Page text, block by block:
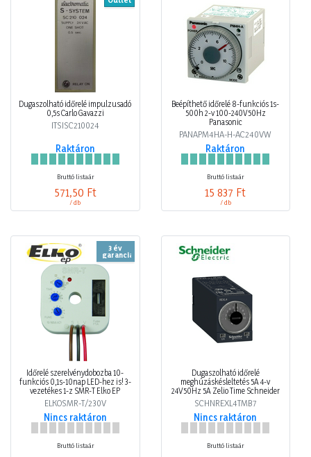
Dugaszolható időrelé impulzusadó
0,5s Carlo Gavazzi
ITSISC210024
Raktáron
Bruttó listaár
571,50 Ft
/ db
Beépíthető időrelé 8-funkciós 1s-
500h 2-v 100-240V50Hz
Panasonic
PANAPM4HA-H-AC240VW
Raktáron
Bruttó listaár
15 837 Ft
/ db
3 év
garancia
Időrelé szerelvénydobozba 10-
funkciós 0,1s-10nap LED-hez is! 3-
vezetékes 1-z SMR-T Elko EP
ELKOSMR-T/230V
Nincs raktáron
Bruttó listaár
Dugaszolható időrelé
meghúzáskésleltetés 5A 4-v
24V50Hz 5A Zelio Time Schneider
SCHNREXL4TMB7
Nincs raktáron
Bruttó listaár